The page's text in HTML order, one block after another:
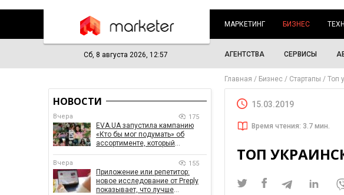
МАРКЕТИНГ БИЗНЕС
Сб, 8 августа 2026, 12:57 АГЕНТСТВА СЕРВИСЫ
Главная Бизнес Стартапы Топ
15.03.2019
Время чтения: 3.7 мин.
ТОП
НОВОСТИ
Вчера 175
EVA.UA запустила кампанию
«Кто бы мог подумать» об
ассортименте, который
Вчера 155
Приложение или репетитор:
новое исследование от Preply
показывает, что лучше